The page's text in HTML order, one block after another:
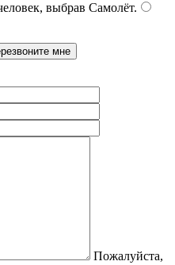
выбрав Самолёт.
Пожалуйста,